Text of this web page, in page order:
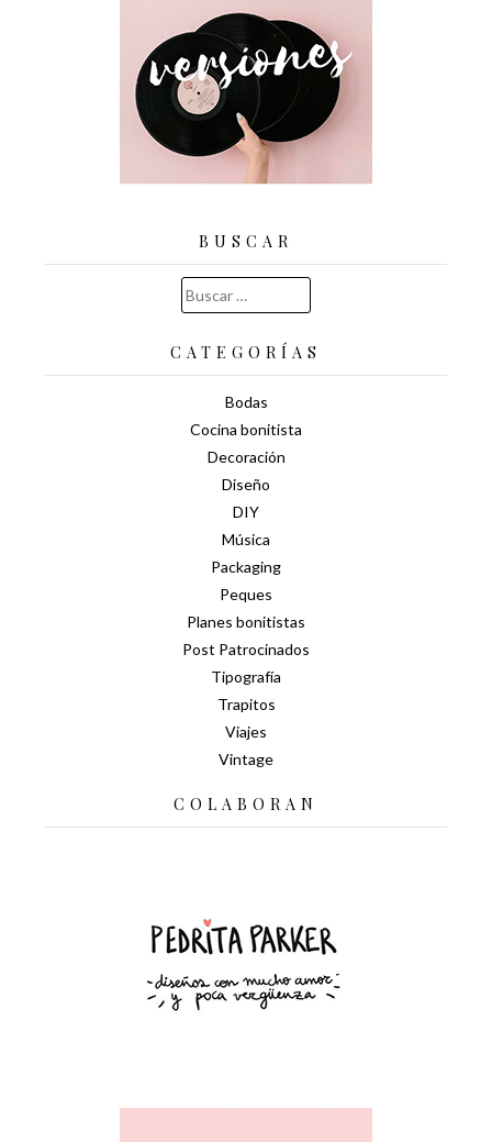
BUSCAR
Buscar:
CATEGORÍAS
Bodas
Cocina bonitista
Decoración
Diseño
DIY
Música
Packaging
Peques
Planes bonitistas
Post Patrocinados
Tipografía
Trapitos
Viajes
Vintage
COLABORAN